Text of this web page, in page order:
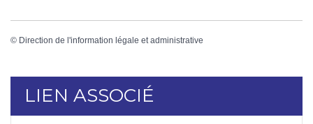
© Direction de l'information légale et administrative
LIEN ASSOCIÉ